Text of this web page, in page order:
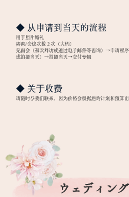
◆ 从申请到当天的流程
用于照片婚礼
咨询/会议次数 2 次（大约）
见面会（初次拜访或通过电子邮件等咨询）→申请程
或拍摄当天）→拍摄当天→交付专辑
◆ 关于收费
请随时与我们联系，因为价格会根据您的计划和预算而
ウェディング